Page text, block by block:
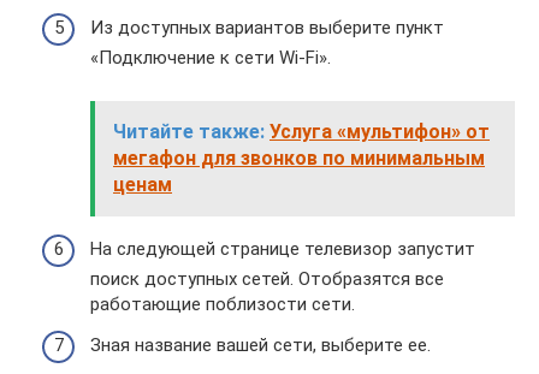
Из доступных вариантов выберите пункт
«Подключение к сети Wi-Fi».
Читайте также: Услуга «мультифон» от
мегафон для звонков по минимальным
ценам
На следующей странице телевизор запустит
поиск доступных сетей. Отобразятся все
работающие поблизости сети.
Зная название вашей сети, выберите ее.